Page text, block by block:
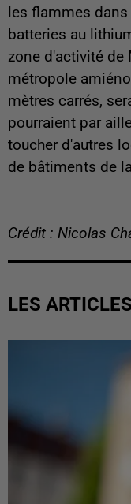
les flammes
batteries au
zone d'activité de
métropole
mètres carrés,
pourraient par
toucher d'autres
de bâtiments de
Crédit : Nicolas
LES